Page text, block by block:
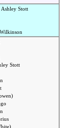
Ashley Stott
Stott